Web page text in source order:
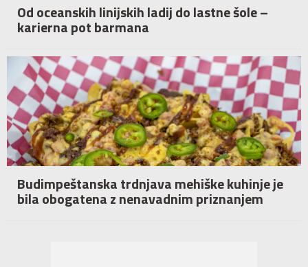
Od oceanskih linijskih ladij do lastne šole –
karierna pot barmana
Budimpeštanska trdnjava mehiške kuhinje je
bila obogatena z nenavadnim priznanjem